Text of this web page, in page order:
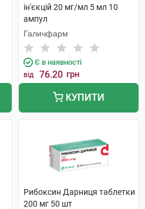
ін'єкцій 20 мг/мл 5 мл 10
ампул
Галичфарм
Є в наявності
від 76.20 грн
КУПИТИ
Рибоксин Дарниця таблетки
200 мг 50 шт